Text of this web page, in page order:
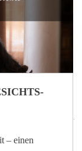
– einen